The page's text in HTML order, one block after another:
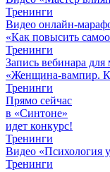
Тренинги
Видео онлайн-
«Как повысить
Тренинги
Запись вебинара
«Женщина-вампир.
Тренинги
Прямо сейчас
в «Синтоне»
идет конкурс!
Тренинги
Видео «Психология
Тренинги